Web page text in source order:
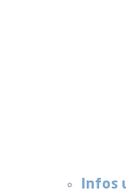
Infos